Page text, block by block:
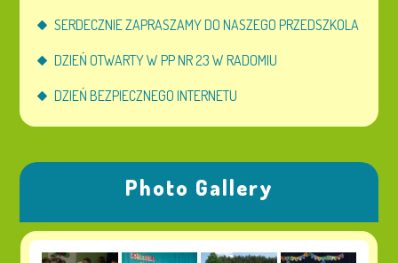
SERDECZNIE ZAPRASZAMY DO NASZEGO PRZEDSZKOLA
DZIEŃ OTWARTY W PP NR 23 W RADOMIU
DZIEŃ BEZPIECZNEGO INTERNETU
Photo Gallery